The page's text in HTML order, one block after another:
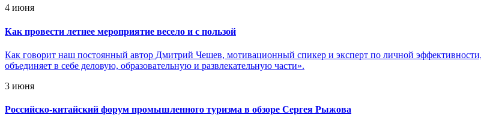
4 июня
Как провести летнее мероприятие весело и с пользой
Как говорит наш постоянный автор Дмитрий Чешев, мотивационный спикер и эксперт по личной
объединяет в себе деловую, образовательную и развлекательную части».
3 июня
Российско-китайский форум промышленного туризма в обзоре Сергея Рыжова